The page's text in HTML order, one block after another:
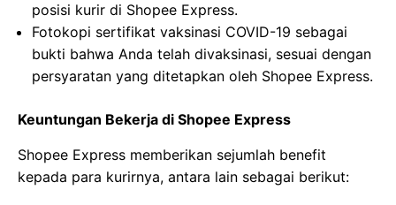
posisi kurir di Shopee Express.
Fotokopi sertifikat vaksinasi COVID-19 sebagai
bukti bahwa Anda telah divaksinasi, sesuai dengan
persyaratan yang ditetapkan oleh Shopee Express.
Keuntungan Bekerja di Shopee Express
Shopee Express memberikan sejumlah benefit
kepada para kurirnya, antara lain sebagai berikut: